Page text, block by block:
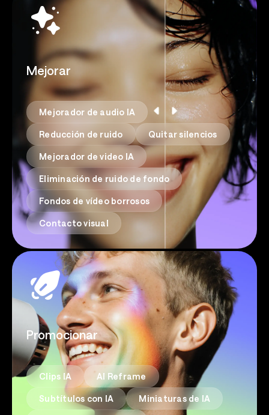
Mejorar
Mejorador de audio IA
Reducción de ruido Quitar silencios
Mejorador de video IA
Eliminación de ruido de fondo
Fondos de vídeo borrosos
Contacto visual
Promocionar
Clips IA AI Reframe
Subtítulos con IA Miniaturas de IA